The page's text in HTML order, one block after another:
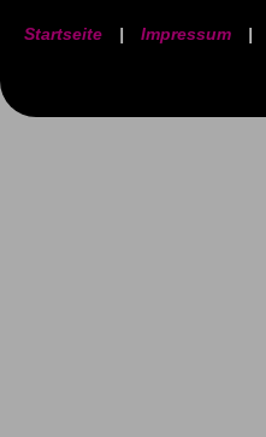
Startseite | Impressum |